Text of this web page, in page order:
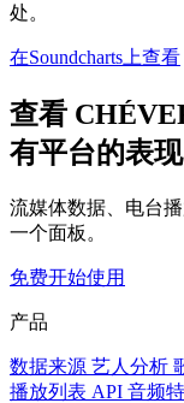
处。
在Soundcharts上查看
查看
有平台的表现
流媒体数据、电台
一个面板。
免费开始使用
产品
数据来源 艺人分析
播放列表 API 音频